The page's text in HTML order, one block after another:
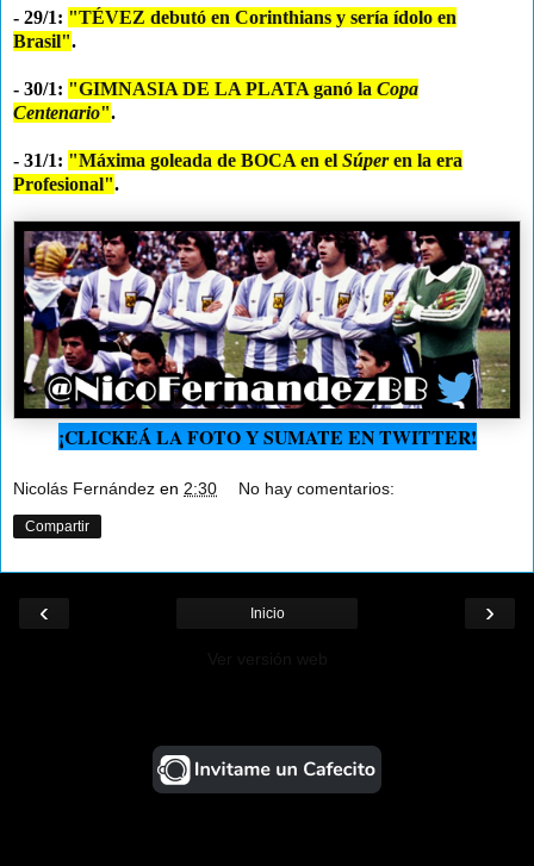
- 29/1: "TÉVEZ debutó en Corinthians y sería ídolo en
Brasil".
- 30/1: "GIMNASIA DE LA PLATA ganó la Copa
Centenario".
- 31/1: "Máxima goleada de BOCA en el Súperen la era
Profesional".
¡CLICKEÁ LA FOTO Y SUMATE EN TWITTER!
Nicolás Fernández en 2:30 No hay comentarios:
Compartir
‹ ›
Inicio